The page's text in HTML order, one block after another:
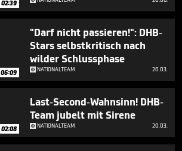
02:39
06:09
"Darf nicht passieren!": DHB-
Stars selbstkritisch nach
wilder Schlussphase
NATIONALTEAM 20.03.
02:08
Last-Second-Wahnsinn! DHB-
Team jubelt mit Sirene
NATIONALTEAM 20.03.